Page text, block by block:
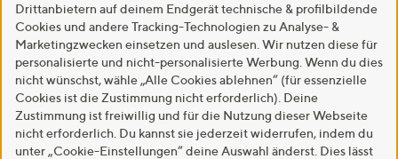
Für die Richtigkeit der Angaben übernehmen wir keine
Gewähr. Bitte beachte auch folgende
AGB, dieDatenschutzbestimmungen, dieCommunity
Standards und dasImpressum.
Die QVC Group
HSN
Ballard Designs Frontgate Garnet Hill
grandin road
Drittanbietern auf deinem Endgerät technische & profilbildende
Cookies und andere Tracking-Technologien zu Analyse- &
Marketingzwecken einsetzen und auslesen. Wir nutzen diese für
personalisierte und nicht-personalisierte Werbung. Wenn du dies
nicht wünschst, wähle „Alle Cookies ablehnen“ (für essenzielle
Cookies ist die Zustimmung nicht erforderlich). Deine
Zustimmung ist freiwillig und für die Nutzung dieser Webseite
nicht erforderlich. Du kannst sie jederzeit widerrufen, indem du
unter „Cookie-Einstellungen“ deine Auswahl änderst. Dies lässt